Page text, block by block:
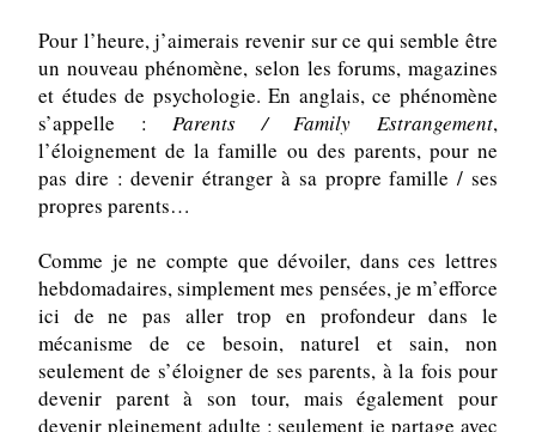
Pour l’heure, j’aimerais revenir sur ce qui semble être
un nouveau phénomène, selon les forums, magazines
et études de psychologie. En anglais, ce phénomène
s’appelle : Parents / Family Estrangement,
l’éloignement de la famille ou des parents, pour ne
pas dire : devenir étranger à sa propre famille / ses
propres parents…
Comme je ne compte que dévoiler, dans ces lettres
hebdomadaires, simplement mes pensées, je m’efforce
ici de ne pas aller trop en profondeur dans le
mécanisme de ce besoin, naturel et sain, non
seulement de s’éloigner de ses parents, à la fois pour
devenir parent à son tour, mais également pour
devenir pleinement adulte ; seulement je partage avec